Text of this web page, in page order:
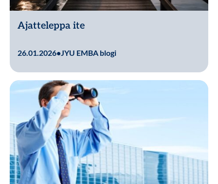
Ajatteleppa ite
26.01.2026• JYU EMBA blogi